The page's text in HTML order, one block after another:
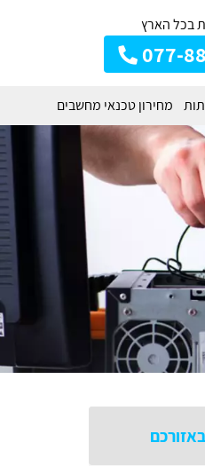
בכל הארץ
077-
מחירון טכנאי מחשבים